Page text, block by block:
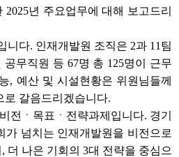
년 주요업무에 대해 보고드리
니다. 인재개발원 조직은 2과 11팀
무직원 등 67명 총 125명이 근무
, 예산 및 시설현황은 위원님들께
로 갈음드리겠습니다.
전ㆍ목표ㆍ전략과제입니다. 경기
가 넘치는 인재개발원을 비전으로
더 나은 기회의 3대 전략을 중심으